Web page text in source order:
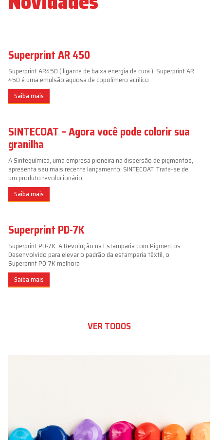
Superprint AR 450
Superprint AR450 ( ligante de baixa energia de cura ). Superprint AR
450 é uma emulsão aquosa de copolímero acrílico
Saiba mais
SINTECOAT – Agora você pode colorir sua
granilha
A Sintequímica, uma empresa pioneira na dispersão de pigmentos,
apresenta seu mais recente lançamento: SINTECOAT. Trata-se de
um produto revolucionário,
Saiba mais
Superprint PD-7K
Superprint PD-7K: A Revolução na Estamparia com Pigmentos.
Desenvolvido para elevar o padrão da estamparia têxtil, o
Superprint PD-7K melhora
Saiba mais
VER TODOS